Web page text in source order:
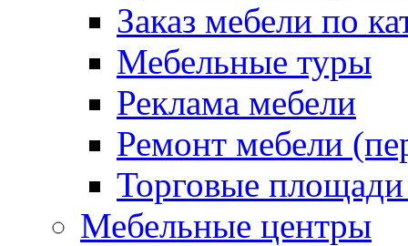
Заказ мебели по
Мебельные туры
Реклама мебели
Ремонт мебели
Торговые
Мебельные центры